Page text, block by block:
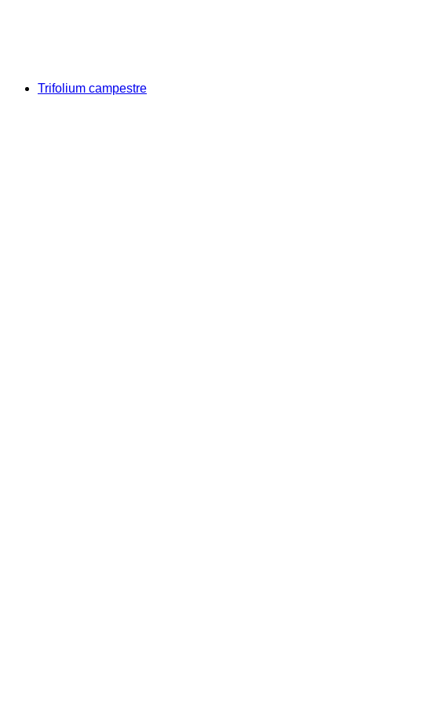
Trifolium campestre